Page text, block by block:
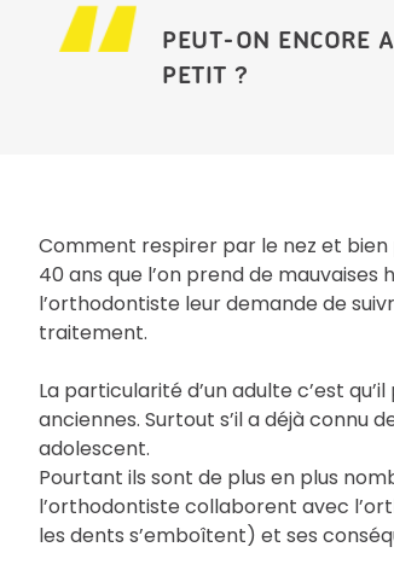
PEUT-ON ENCORE
PETIT ?
Comment respirer par le nez et bien
40 ans que l’on prend de
l’orthodontiste leur demande de
traitement.
La particularité d’un adulte c’est
anciennes. Surtout s’il a déjà connu
adolescent.
Pourtant ils sont de plus en plus
l’orthodontiste collaborent avec
les dents s’emboîtent) et ses